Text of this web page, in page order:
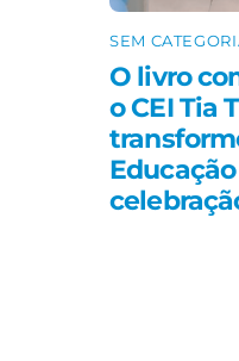
SEM
O livro
o CEI Tia